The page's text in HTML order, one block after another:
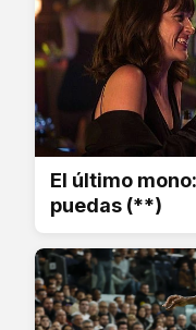
El último
puedas (**)